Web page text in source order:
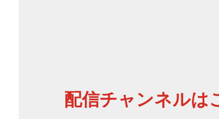
配信チャンネルは